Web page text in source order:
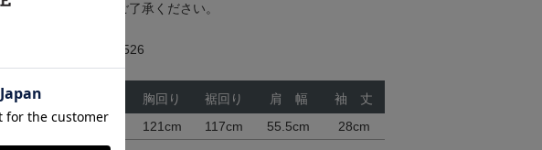
けできません。予めご了承ください。
メーカー品番：ju901526
サイズ 胸回り 裾回り 肩 幅
袖 丈
G(GIGA)
79cm 121cm 117cm 55.5cm 28cm